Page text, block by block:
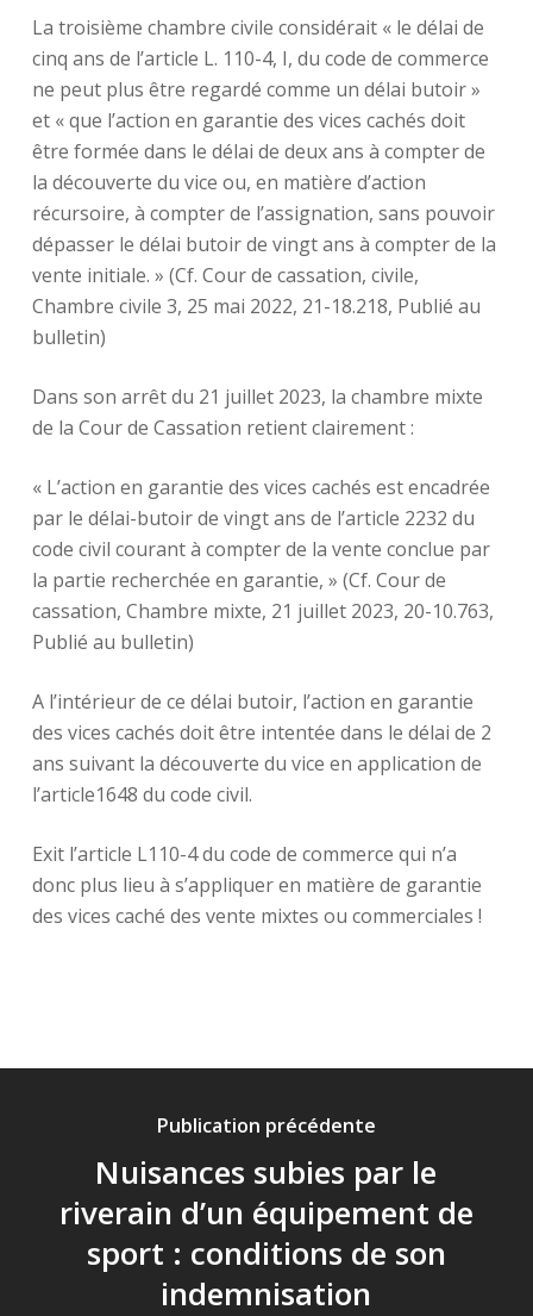
La troisième chambre civile considérait « le délai de
cinq ans de l’article L. 110-4, I, du code de commerce
ne peut plus être regardé comme un délai butoir »
et « que l’action en garantie des vices cachés doit
être formée dans le délai de deux ans à compter de
la découverte du vice ou, en matière d’action
récursoire, à compter de l’assignation, sans pouvoir
dépasser le délai butoir de vingt ans à compter de la
vente initiale. » (Cf. Cour de cassation, civile,
Chambre civile 3, 25 mai 2022, 21-18.218, Publié au
bulletin)
Dans son arrêt du 21 juillet 2023, la chambre mixte
de la Cour de Cassation retient clairement :
« L’action en garantie des vices cachés est encadrée
par le délai-butoir de vingt ans de l’article 2232 du
code civil courant à compter de la vente conclue par
la partie recherchée en garantie, » (Cf. Cour de
cassation, Chambre mixte, 21 juillet 2023, 20-10.763,
Publié au bulletin)
A l’intérieur de ce délai butoir, l’action en garantie
des vices cachés doit être intentée dans le délai de 2
ans suivant la découverte du vice en application de
l’article1648 du code civil.
Exit l’article L110-4 du code de commerce qui n’a
donc plus lieu à s’appliquer en matière de garantie
des vices caché des vente mixtes ou commerciales !
Publication précédente
Nuisances subies par le
riverain d’un équipement de
sport : conditions de son
indemnisation